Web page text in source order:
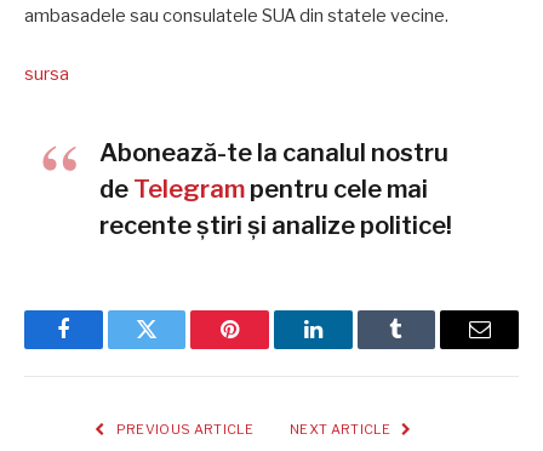
ambasadele sau consulatele SUA din statele vecine.
sursa
Abonează-te la canalul nostru
de Telegram pentru cele mai
recente știri și analize politice!
FacebookTwitter Pinterest LinkedInTumblr Email
PREVIOUS ARTICLE NEXT ARTICLE